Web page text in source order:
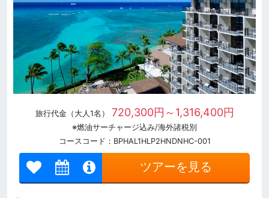
旅行代金（大人1名） 720,300円～1,316,400円
※燃油サーチャージ込み/海外諸税別
コースコード：BPHAL1HLP2HNDNHC-001
ツアーを見る